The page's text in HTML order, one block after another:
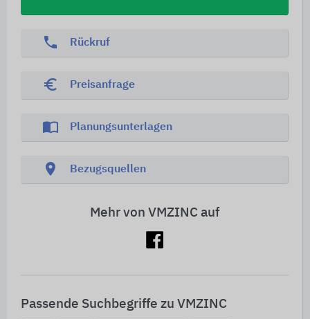
phone Rückruf
euro_symbol Preisanfrage
import_contacts Planungsunterlagen
location_on Bezugsquellen
Mehr von VMZINC auf
Passende Suchbegriffe zu VMZINC